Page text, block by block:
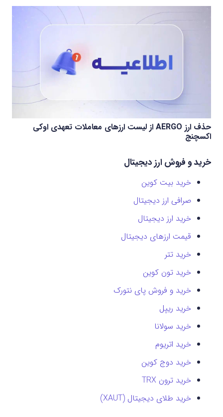
حذف ارز AERGO از لیست ارزهای معاملات تعهدی اوکی
اکسچنج
خرید و فروش ارز دیجیتال
خرید بیت کوین
صرافی ارز دیجیتال
خرید ارز دیجیتال
قیمت ارزهای دیجیتال
خرید تتر
خرید تون کوین
خرید و فروش پای نتورک
خرید ریپل
خرید سولانا
خرید اتریوم
خرید دوج کوین
خرید ترون TRX
خرید طلای دیجیتال (XAUT)